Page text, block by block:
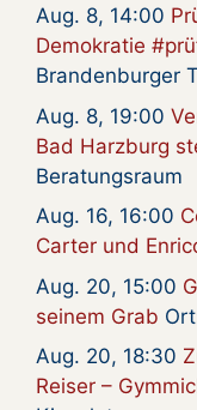
Aug. 8, 14:00
Demokratie
Brandenburger
Aug. 8, 19:00
Bad Harzburg
Beratungsraum
Aug. 16, 16:00
Carter und
Aug. 20, 15:00
seinem Grab
Aug. 20, 18:30
Reiser –